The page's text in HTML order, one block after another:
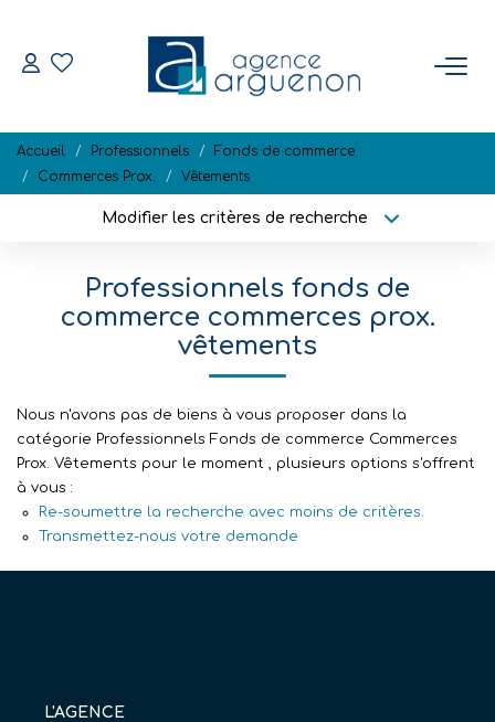
Nos Biens Disponibles
Estimation
Biens Vendus
NOTRE RÉGION
L'AGENCE
Nos Agences
Équipe
Accueil Professionnels
Fonds de commerce
Commerces Prox.
Vêtements
Modifier les critères de recherche
Surface min Budget max
Plus de critères Créer une alerte
Professionnels fonds de
commerce commerces prox.
vêtements
Nous n'avons pas de biens à vous proposer dans la
catégorie Professionnels Fonds de commerce Commerces
Prox. Vêtements pour le moment , plusieurs options s'offrent
à vous :
Re-soumettre la recherche avec moins de critères.
Transmettez-nous votre demande
L'AGENCE